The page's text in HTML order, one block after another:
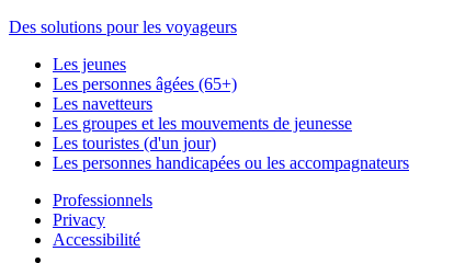
Des solutions pour les voyageurs
Les jeunes
Les personnes âgées (65+)
Les navetteurs
Les groupes et les mouvements de jeunesse
Les touristes (d'un jour)
Les personnes handicapées ou les accompagnateurs
Professionnels
Privacy
Accessibilité